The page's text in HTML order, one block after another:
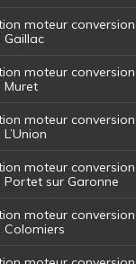
moteur conversion
Gaillac
moteur conversion
Muret
moteur conversion
moteur conversion
sur Garonne
moteur conversion